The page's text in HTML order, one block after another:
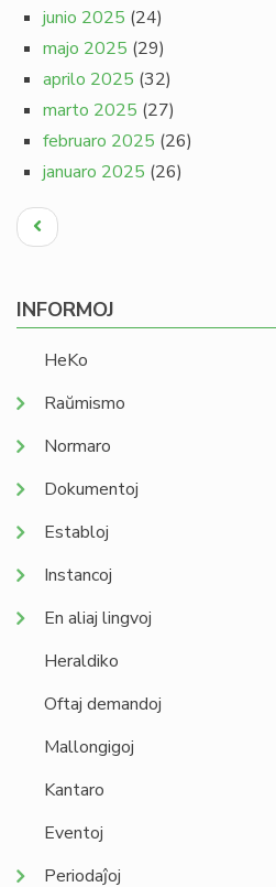
junio 2025 (24)
majo 2025 (29)
aprilo 2025 (32)
marto 2025 (27)
februaro 2025 (26)
januaro 2025 (26)
Pagination
Antaŭa
paĝo
INFORMOJ
HeKo
Raŭmismo
Normaro
Dokumentoj
Establoj
Instancoj
En aliaj lingvoj
Heraldiko
Oftaj demandoj
Mallongigoj
Kantaro
Eventoj
Periodaĵoj